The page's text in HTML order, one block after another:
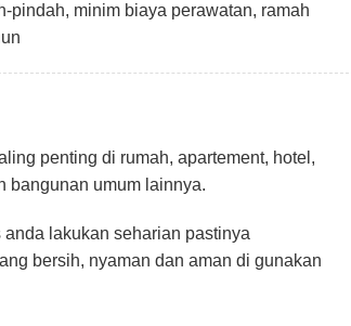
pindah, minim biaya perawatan, ramah
penting di rumah, apartement, hotel,
bangunan umum lainnya.
lakukan seharian pastinya
bersih, nyaman dan aman di gunakan